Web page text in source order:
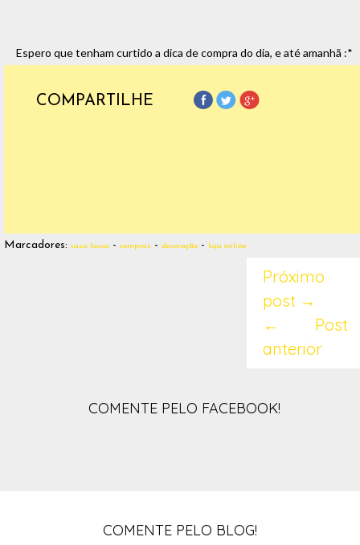
Espero que tenham curtido a dica de compra do dia, e até amanhã :*
COMPARTILHE
Marcadores: casa louca - compras - decoração - loja online
Próximo
post →
← Post
anterior
COMENTE PELO FACEBOOK!
COMENTE PELO BLOG!